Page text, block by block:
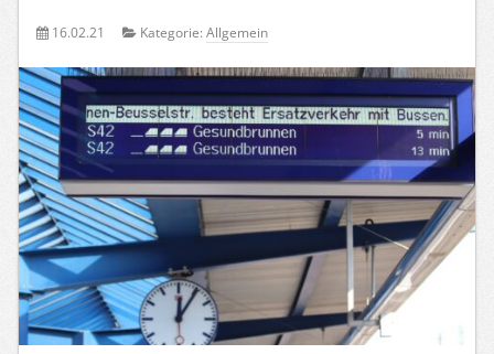
16.02.21 Kategorie: Allgemein